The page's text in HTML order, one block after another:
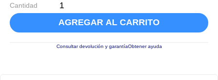
Cantidad
AGREGAR AL CARRITO
Consultar devolución y garantíaObtener ayuda